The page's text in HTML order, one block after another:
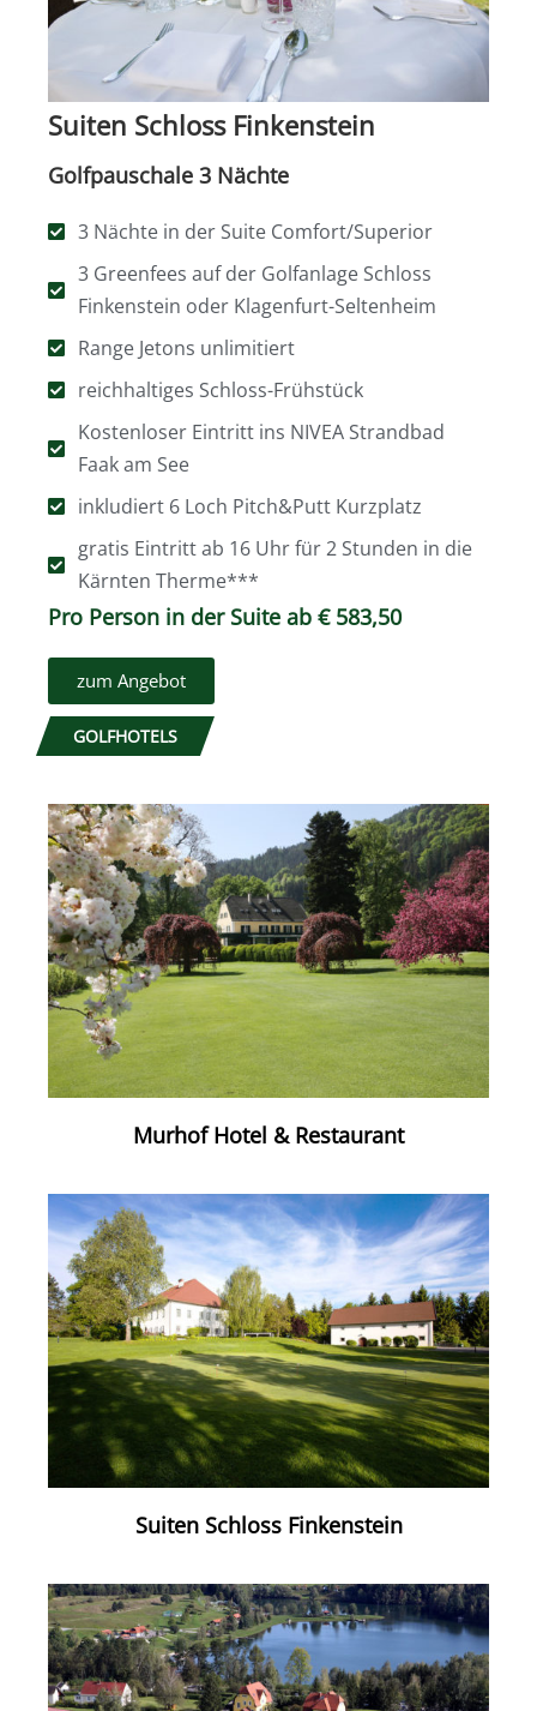
Suiten Schloss Finkenstein
Golfpauschale 3 Nächte
3 Nächte in der Suite Comfort/Superior
3 Greenfees auf der Golfanlage Schloss
Finkenstein oder Klagenfurt-Seltenheim
Range Jetons unlimitiert
reichhaltiges Schloss-Frühstück
Kostenloser Eintritt ins NIVEA Strandbad
Faak am See
inkludiert 6 Loch Pitch&Putt Kurzplatz
gratis Eintritt ab 16 Uhr für 2 Stunden in die
Kärnten Therme***
Pro Person in der Suite ab € 583,50
zum Angebot
GOLFHOTELS
Murhof Hotel & Restaurant
Suiten Schloss Finkenstein